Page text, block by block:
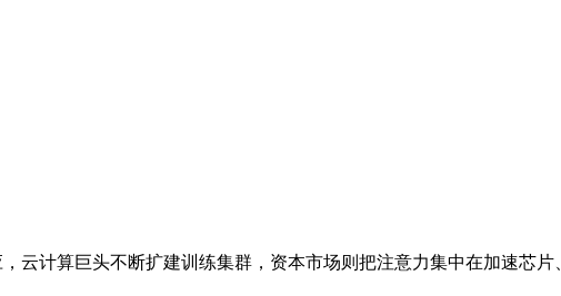
云计算巨头不断扩建训练集群，资本市场则把注意力集中在加速芯